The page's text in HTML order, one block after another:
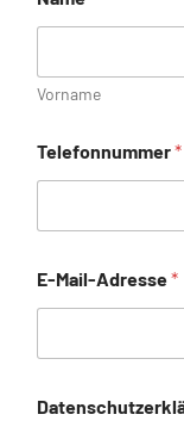
Vorname
Telefonnummer*
E-Mail-Adresse*